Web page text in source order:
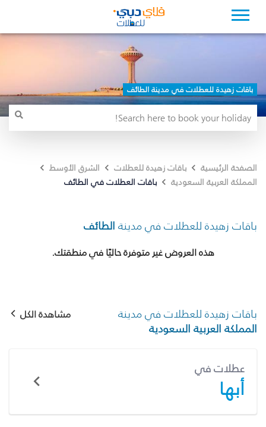
باقات زهيدة للعطلات في مدينة الطائف
الصفحة الرئيسية باقات زهيدة للعطلات
الشرق الأوسط
المملكة العربية السعودية
باقات العطلات في الطائف
باقات زهيدة للعطلات في مدينة الطائف
هذه العروض غير متوفرة حاليًا في منطقتك.
باقات زهيدة للعطلات في مدينة
المملكة العربية السعودية
مشاهدة الكل
عطلات في
أبها